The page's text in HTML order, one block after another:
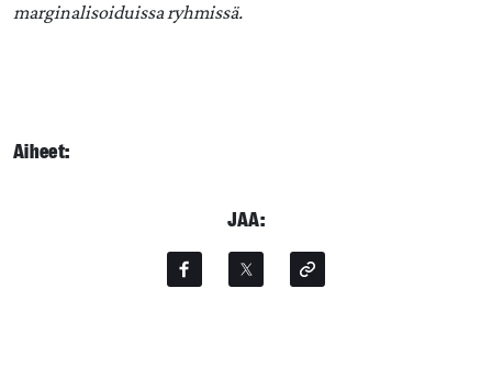
marginalisoiduissa ryhmissä.
Aiheet:
JAA: